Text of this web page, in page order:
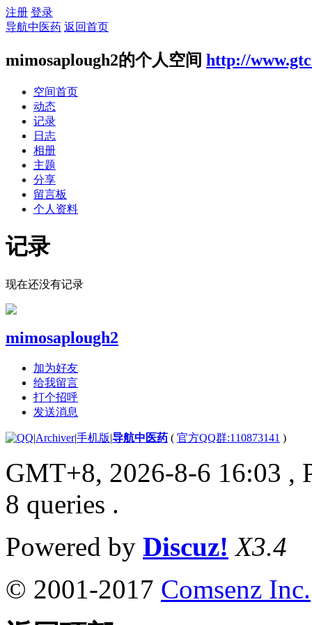
注册 登录
导航中医药 返回首页
mimosaplough2的个人空间 http://
空间首页
动态
记录
日志
相册
主题
分享
留言板
个人资料
记录
现在还没有记录
mimosaplough2
加为好友
给我留言
打个招呼
发送消息
|Archiver|手机版|导航中医药 ( 官方QQ群:110873141 )
GMT+8, 2026-8-6 16:03 ,
8 queries .
Powered by Discuz! X3.4
© 2001-2017 Comsenz Inc.